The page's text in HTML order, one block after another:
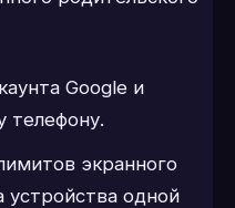
Google и
телефону.
экранного
устройства одной